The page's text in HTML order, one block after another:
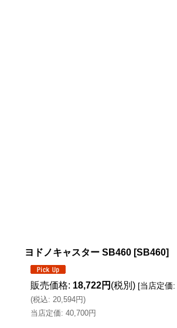
ヨドノキャスター SB460 [SB460]
販売価格: 18,722円 (税別) [当店定価:
(税込: 20,594円)
当店定価: 40,700円